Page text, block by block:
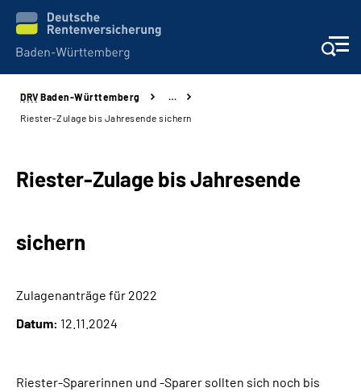
Beratung und Kontakt
Karriere
Über uns
DRV Baden-Württemberg
…
Riester-Zulage bis Jahresende sichern
Riester-Zulage bis Jahresende
sichern
Zulagenanträge für 2022
Datum: 12.11.2024
Riester-Sparerinnen und -Sparer sollten sich noch bis